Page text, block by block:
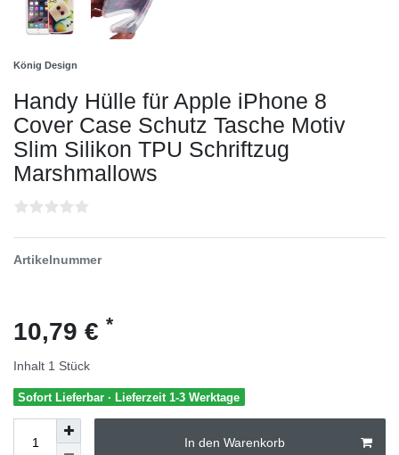
König Design
Handy Hülle für Apple iPhone 8
Cover Case Schutz Tasche Motiv
Slim Silikon TPU Schriftzug
Marshmallows
Artikelnummer
10,79 € *
Inhalt 1 Stück
Sofort Lieferbar · Lieferzeit 1-3 Werktage
In den Warenkorb